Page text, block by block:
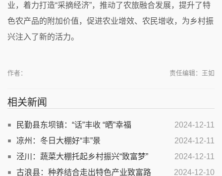
业，着力打造“采摘经济”，推动了农旅融合发展，提升了特
色农产品的附加价值，促进农业增效、农民增收，为乡村振
兴注入了新的活力。
责任编辑：王如
作者：
相关新闻
2024-12-11
民勤县东坝镇：“话”丰收 “晒”幸福
2024-12-11
凉州：冬日大棚好“丰”景
2024-12-11
泾川：蔬菜大棚托起乡村振兴“致富梦”
2024-12-10
古浪县：种养结合走出特色产业致富路